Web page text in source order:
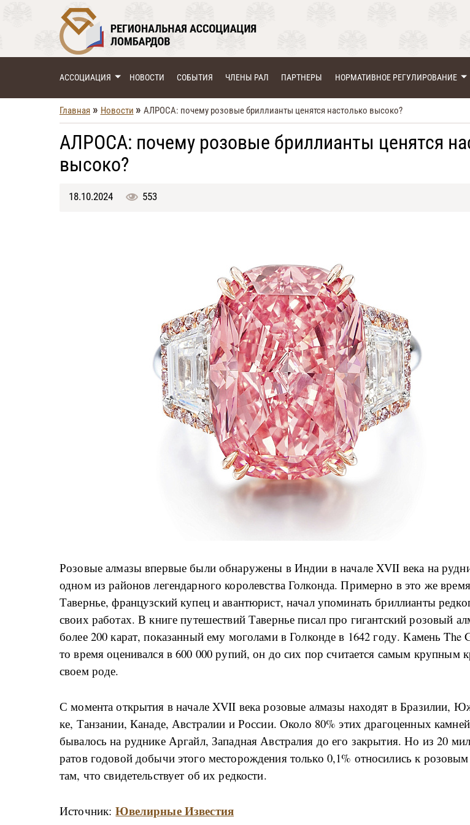
АССОЦИАЦИЯ НОВОСТИ СОБЫТИЯ ЧЛЕНЫ РАЛ ПАРТНЕРЫ НОРМАТИВНОЕ РЕГУЛИРОВАНИЕ
Главная » Новости » АЛРОСА: почему розовые бриллианты ценятся настолько высоко?
АЛРОСА: почему розовые бриллианты ценятся
высоко?
18.10.2024 553
Ро­зо­вые ал­ма­зы впе­р­вые бы­ли об­на­ру­же­ны в Ин­дии в на­ча­ле XVII ве­ка на
од­ном из рай­о­нов ле­ген­дар­но­го ко­ро­лев­ства Гол­кон­да. При­мер­но в это же
Та­вер­нье, фран­цуз­ский ку­пец и аван­тю­ри­ст, на­чал упо­ми­нать бри­л­ли­ан­ты
сво­их ра­бо­тах. В кни­ге пу­те­ше­ствий Та­вер­нье пи­сал про ги­ган­т­ский ро­зо­вый
бо­лее 200 ка­рат, по­ка­за­н­ный ему мо­го­ла­ми в Гол­кон­де в 1642 го­ду. Ка­мень The
то вре­мя оце­ни­вал­ся в 600 000 ру­пий, он до сих пор счи­та­ет­ся са­мым кру­п­ным
сво­ем ро­де.
С мо­мен­та от­кры­тия в на­ча­ле XVII ве­ка ро­зо­вые ал­ма­зы на­хо­дят в Бра­зи­лии,
ке, Тан­за­нии, Ка­на­де, Ав­стра­лии и Рос­сии. Око­ло 80% этих дра­го­цен­ных
бы­ва­лось на руд­ни­ке Ар­гайл, За­па­д­ная Ав­стра­лия до его за­кры­тия. Но из 20
ра­тов го­до­вой до­бы­чи это­го ме­сто­ро­ж­де­ния толь­ко 0,1% от­но­си­лись к
там, что сви­де­тель­ству­ет об их ред­ко­сти.
Источник: Ювелирные Известия